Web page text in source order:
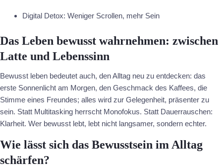
Digital Detox: Weniger Scrollen, mehr Sein
Das Leben bewusst wahrnehmen: zwischen
Latte und Lebenssinn
Bewusst leben bedeutet auch, den Alltag neu zu entdecken: das
erste Sonnenlicht am Morgen, den Geschmack des Kaffees, die
Stimme eines Freundes; alles wird zur Gelegenheit, präsenter zu
sein. Statt Multitasking herrscht Monofokus. Statt Dauerrauschen:
Klarheit. Wer bewusst lebt, lebt nicht langsamer, sondern echter.
Wie lässt sich das Bewusstsein im Alltag
schärfen?